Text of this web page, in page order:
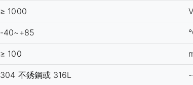
≥ 1000
-40~+85
≥ 100
304 不銹鋼或 316L